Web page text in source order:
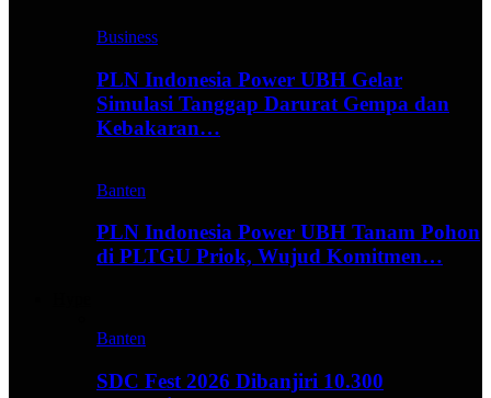
Business
PLN Indonesia Power UBH Gelar
Simulasi Tanggap Darurat Gempa dan
Kebakaran…
Banten
PLN Indonesia Power UBH Tanam Pohon
di PLTGU Priok, Wujud Komitmen…
Banten
SDC Fest 2026 Dibanjiri 10.300